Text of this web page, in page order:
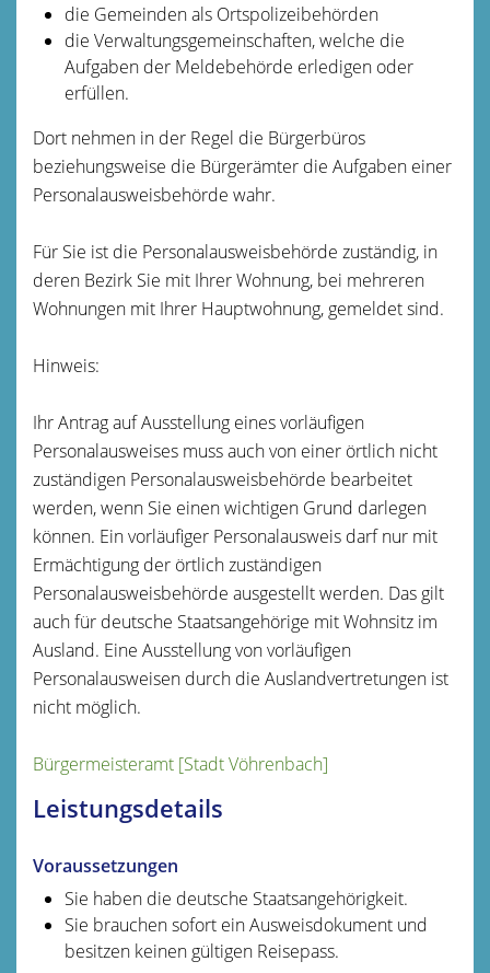
die Gemeinden als Ortspolizeibehörden
die Verwaltungsgemeinschaften,welche die
Aufgaben der Meldebehörde erledigen oder
erfüllen.
Dort nehmen in der Regel die Bürgerbüros
beziehungsweise die Bürgerämter die Aufgaben einer
Personalausweisbehörde wahr.
Für Sie ist die Personalausweisbehörde zuständig, in
deren Bezirk Sie mit Ihrer Wohnung, bei mehreren
Wohnungen mit Ihrer Hauptwohnung, gemeldet sind.
Hinweis:
Ihr Antrag auf Ausstellung eines vorläufigen
Personalausweises muss auch von einer örtlich nicht
zuständigen Personalausweisbehörde bearbeitet
werden, wenn Sie einen wichtigen Grund darlegen
können. Ein vorläufiger Personalausweis darf nur mit
Ermächtigung der örtlich zuständigen
Personalausweisbehörde ausgestellt werden. Das gilt
auch für deutsche Staatsangehörige mit Wohnsitz im
Ausland. Eine Ausstellung von vorläufigen
Personalausweisen durch die Auslandvertretungen ist
nicht möglich.
Bürgermeisteramt [Stadt Vöhrenbach]
Leistungsdetails
Voraussetzungen
Sie haben die deutsche Staatsangehörigkeit.
Sie brauchen sofort ein Ausweisdokument und
besitzen keinen gültigen Reisepass.